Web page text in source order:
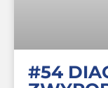
#54